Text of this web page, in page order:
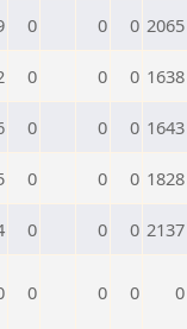
0 0 0 2065
0 0 0 1638
0 0 0 1643
0 0 0 1828
0 0 0 2137
0 0 0 0